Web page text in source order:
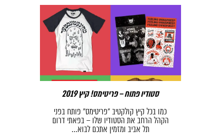
סטודיו פתוח – פריטימס! קיץ 2019
כמו בכל קיץ קולקטיב “פריטימס” פותח בפני
הקהל הרחב את הסטודיו שלו – בפאתי דרום
תל אביב ומזמין אתכם לבוא…